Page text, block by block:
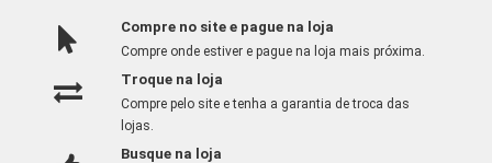
Compre no site e pague na loja
Compre onde estiver e pague na loja mais próxima.
Troque na loja
Compre pelo site e tenha a garantia de troca das
lojas.
Busque na loja